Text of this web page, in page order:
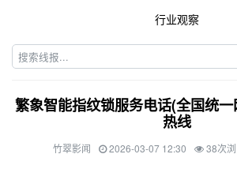
行业观察
繁象智能指纹锁服务电话(全国统
热线
竹翠影闻 2026-03-07 12:30 38次浏